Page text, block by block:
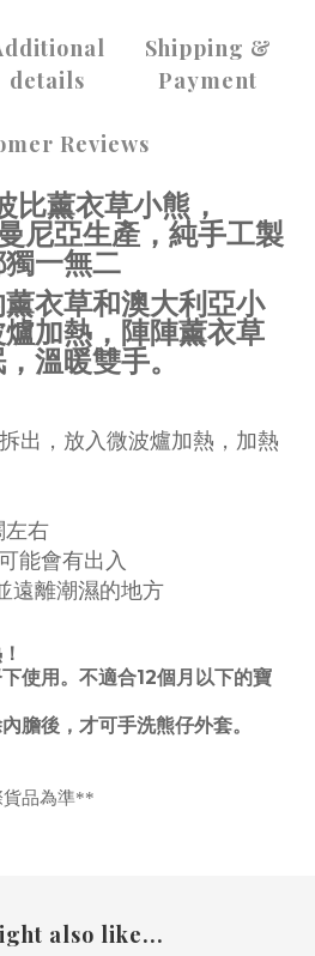
details
Shipping &
Payment
Reviews
薰衣草小熊，
尼亞生產，純手工製
一無二
衣草和澳大利亞小
加熱，陣陣薰衣草
溫暖雙手。
出，放入微波爐加熱，加熱
右
能會有出入
遠離潮濕的地方
使用。 不適合12個月以下的寶
膽後，才可手洗熊仔外套。
貨品為準**
also like...